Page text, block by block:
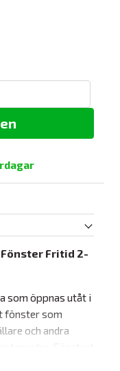
Fritid 2-
som öppnas utåt i
fönster som
och andra
alltså bara putsas